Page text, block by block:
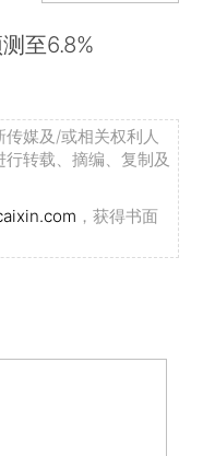
至6.8%
媒及/或相关权利人
转载、摘编、复制及
，获得书面